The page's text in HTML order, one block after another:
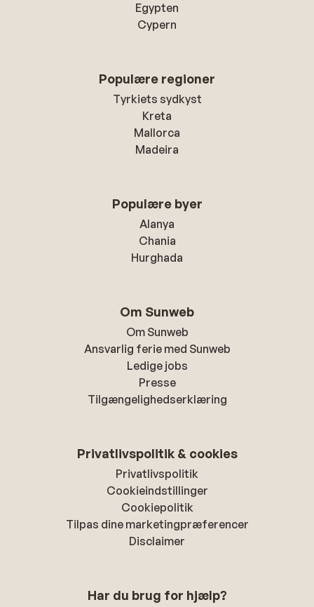
Egypten
Cypern
Populære regioner
Tyrkiets sydkyst
Kreta
Mallorca
Madeira
Populære byer
Alanya
Chania
Hurghada
Om Sunweb
Om Sunweb
Ansvarlig ferie med Sunweb
Ledige jobs
Presse
Tilgængelighedserklæring
Privatlivspolitik & cookies
Privatlivspolitik
Cookieindstillinger
Cookiepolitik
Tilpas dine marketingpræferencer
Disclaimer
Har du brug for hjælp?